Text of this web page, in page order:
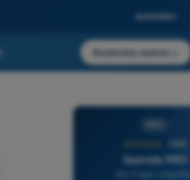
Anmelden
Kostenlos starten
4,6/5
Quizvds PRO
Alle Fragen inbegriffen